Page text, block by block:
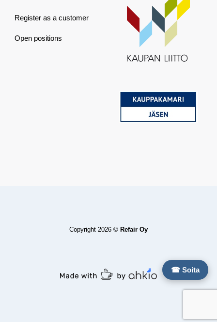
Register as a customer
Open positions
☎ Soita
Copyright 2026 © Refair Oy